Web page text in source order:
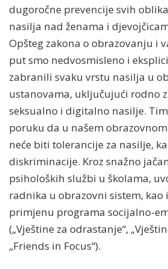
dugoročne prevencije svih
nasilja nad ženama i
Opšteg zakona o obrazovanju i
put smo nedvosmisleno i
zabranili svaku vrstu nasilja u
ustanovama, uključujući rodno
seksualno i digitalno nasilje.
poruku da u našem
neće biti tolerancije za nasilje,
diskriminacije. Kroz snažno
psiholoških službi u školama,
radnika u obrazovni sistem, kao
primjenu programa socijalno-
(„Vještine za odrastanje“,
„Friends in Focus“).